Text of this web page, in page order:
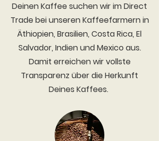
Deinen Kaffee suchen wir im Direct
Trade bei unseren Kaffeefarmern in
Äthiopien, Brasilien, Costa Rica, El
Salvador, Indien und Mexico aus.
Damit erreichen wir vollste
Transparenz über die Herkunft
Deines Kaffees.